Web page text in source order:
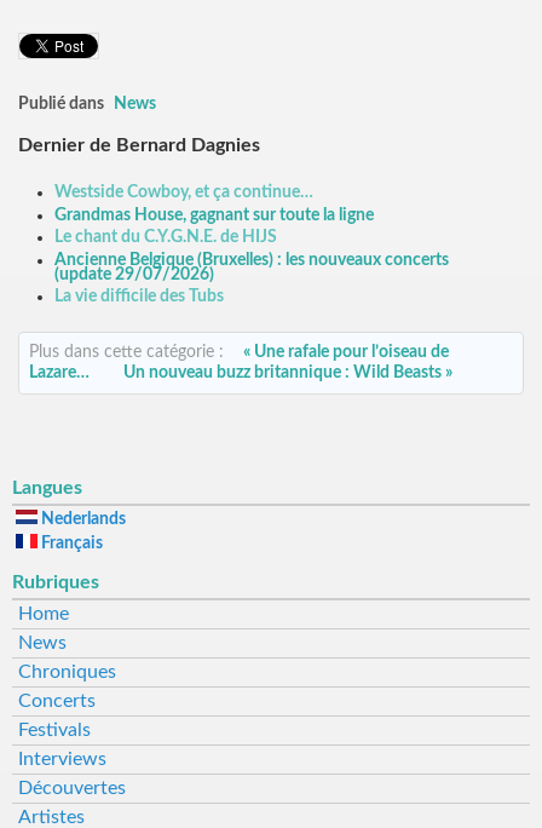
Publié dans News
Dernier de Bernard Dagnies
Westside Cowboy, et ça continue…
Grandmas House, gagnant sur toute la ligne
Le chant du C.Y.G.N.E. de HIJS
Ancienne Belgique (Bruxelles) : les nouveaux concerts
(update 29/07/2026)
La vie difficile des Tubs
Plus dans cette catégorie :
« Une rafale pour l’oiseau de
Lazare…
Un nouveau buzz britannique : Wild Beasts »
Langues
Nederlands
Français
Rubriques
Home
News
Chroniques
Concerts
Festivals
Interviews
Découvertes
Artistes